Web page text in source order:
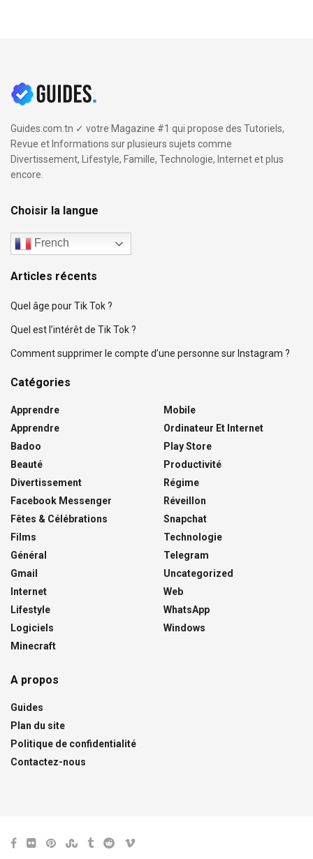
Guides.com.tn ✓ votre Magazine #1 qui propose des Tutoriels,
Revue et Informations sur plusieurs sujets comme
Divertissement, Lifestyle, Famille, Technologie, Internet et plus
encore.
Choisir la langue
French
Articles récents
Quel âge pour Tik Tok ?
Quel est l’intérêt de Tik Tok ?
Comment supprimer le compte d’une personne sur Instagram ?
Catégories
Apprendre
Apprendre
Badoo
Beauté
Divertissement
Facebook Messenger
Fêtes & Célébrations
Films
Général
Gmail
Internet
Lifestyle
Logiciels
Minecraft
Mobile
Ordinateur Et Internet
Play Store
Productivité
Régime
Réveillon
Snapchat
Technologie
Telegram
Uncategorized
Web
WhatsApp
Windows
A propos
Guides
Plan du site
Politique de confidentialité
Contactez-nous